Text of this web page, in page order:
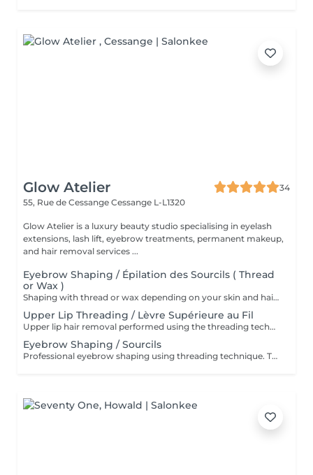
Glow Atelier
34
55, Rue de Cessange Cessange L-L1320
Glow Atelier is a luxury beauty studio specialising in eyelash
extensions, lash lift, eyebrow treatments, permanent makeup,
and hair removal services ...
Eyebrow Shaping / Épilation des Sourcils ( Thread
or Wax )
Shaping with thread or wax depending on your skin and hair type. * Restructuration des sourcils au fil ou à la cire selon votre peau et votre pilosité
Upper Lip Threading / Lèvre Supérieure au Fil
Upper lip hair removal performed using the threading technique for precise and gentle results. Ideal for sensitive skin and facial hair removal. Épilation de la lèvre supérieure réalisée à l'aide de la technique au fil pour un résultat précis et en douceur. Idéale pour les peaux sensibles et l'épilation du visage
Eyebrow Shaping / Sourcils
Professional eyebrow shaping using threading technique. The skin is cleansed before the procedure, and a soothing regenerative cream is applied afterwards. Restructuration professionnelle des sourcils au fil. La peau est nettoyée avant la procédure et une crème apaisante et régénérante est appliquée après le soin